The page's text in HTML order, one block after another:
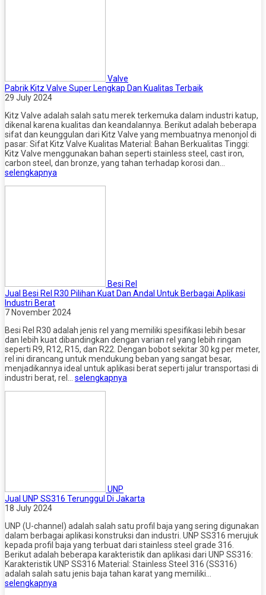
Valve
Pabrik Kitz Valve Super Lengkap Dan Kualitas Terbaik
29 July 2024
Kitz Valve adalah salah satu merek terkemuka dalam industri katup,
dikenal karena kualitas dan keandalannya. Berikut adalah beberapa
sifat dan keunggulan dari Kitz Valve yang membuatnya menonjol di
pasar: Sifat Kitz Valve Kualitas Material: Bahan Berkualitas Tinggi:
Kitz Valve menggunakan bahan seperti stainless steel, cast iron,
carbon steel, dan bronze, yang tahan terhadap korosi dan…
selengkapnya
Besi Rel
Jual Besi Rel R30 Pilihan Kuat Dan Andal Untuk Berbagai Aplikasi
Industri Berat
7 November 2024
Besi Rel R30 adalah jenis rel yang memiliki spesifikasi lebih besar
dan lebih kuat dibandingkan dengan varian rel yang lebih ringan
seperti R9, R12, R15, dan R22. Dengan bobot sekitar 30 kg per meter,
rel ini dirancang untuk mendukung beban yang sangat besar,
menjadikannya ideal untuk aplikasi berat seperti jalur transportasi di
industri berat, rel… selengkapnya
UNP
Jual UNP SS316 Terunggul Di Jakarta
18 July 2024
UNP (U-channel) adalah salah satu profil baja yang sering digunakan
dalam berbagai aplikasi konstruksi dan industri. UNP SS316 merujuk
kepada profil baja yang terbuat dari stainless steel grade 316.
Berikut adalah beberapa karakteristik dan aplikasi dari UNP SS316:
Karakteristik UNP SS316 Material: Stainless Steel 316 (SS316)
adalah salah satu jenis baja tahan karat yang memiliki…
selengkapnya